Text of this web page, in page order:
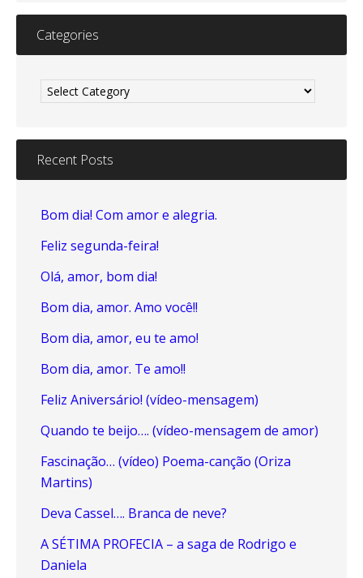
Categories
Recent Posts
Bom dia! Com amor e alegria.
Feliz segunda-feira!
Olá, amor, bom dia!
Bom dia, amor. Amo você!!
Bom dia, amor, eu te amo!
Bom dia, amor. Te amo!!
Feliz Aniversário! (vídeo-mensagem)
Quando te beijo…. (vídeo-mensagem de amor)
Fascinação… (vídeo) Poema-canção (Oriza
Martins)
Deva Cassel…. Branca de neve?
A SÉTIMA PROFECIA – a saga de Rodrigo e
Daniela